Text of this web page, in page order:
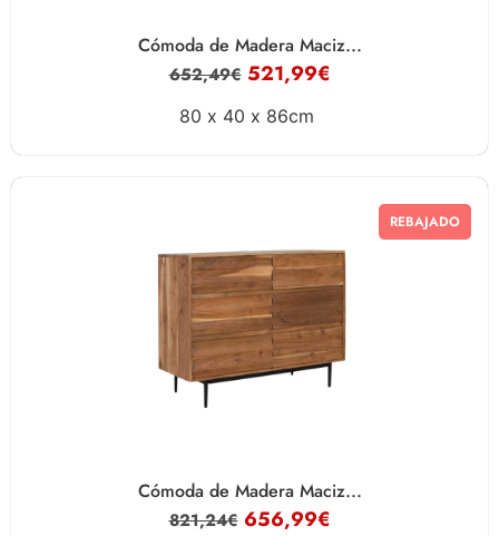
Cómoda de Madera Maciz...
652,49€ 521,99€
80 x 40 x 86cm
REBAJADO
Cómoda de Madera Maciz...
821,24€ 656,99€